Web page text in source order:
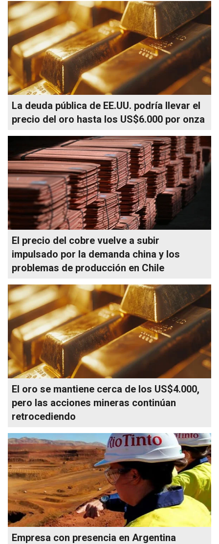
La deuda pública de EE.UU. podría llevar el
precio del oro hasta los US$6.000 por onza
El precio del cobre vuelve a subir
impulsado por la demanda china y los
problemas de producción en Chile
El oro se mantiene cerca de los US$4.000,
pero las acciones mineras continúan
retrocediendo
Empresa con presencia en Argentina